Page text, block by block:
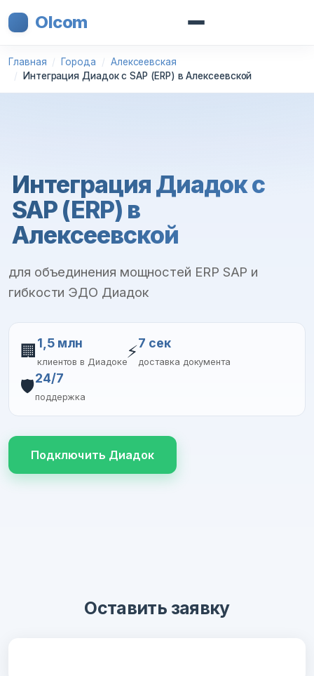
Olcom
Главная Города
Алексеевская
Интеграция Диадок с SAP (ERP) в Алексеевской
Интеграция Диадок с
SAP (ERP) в
Алексеевской
для объединения мощностей ERP SAP и
гибкости ЭДО Диадок
🏢 1,5 млн
клиентов в Диадоке
⚡7 сек
доставка документа
🛡️24/7
поддержка
Подключить Диадок
Оставить заявку